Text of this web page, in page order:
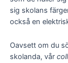
sig skolans
också en
Oavsett om du
skolanda, vår